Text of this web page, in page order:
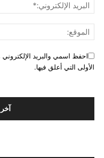
احفظ اسمي والبريد
الأولى التي أعلق فيها.